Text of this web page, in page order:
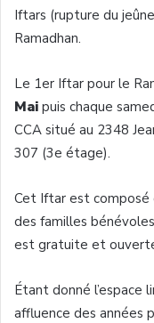
Iftars (rupture du
Ramadhan.
Le 1er Iftar pour le
Mai puis chaque
CCA situé au 2348
307 (3e étage).
Cet Iftar est composé
des familles
est gratuite et
Étant donné l’espace
affluence des années